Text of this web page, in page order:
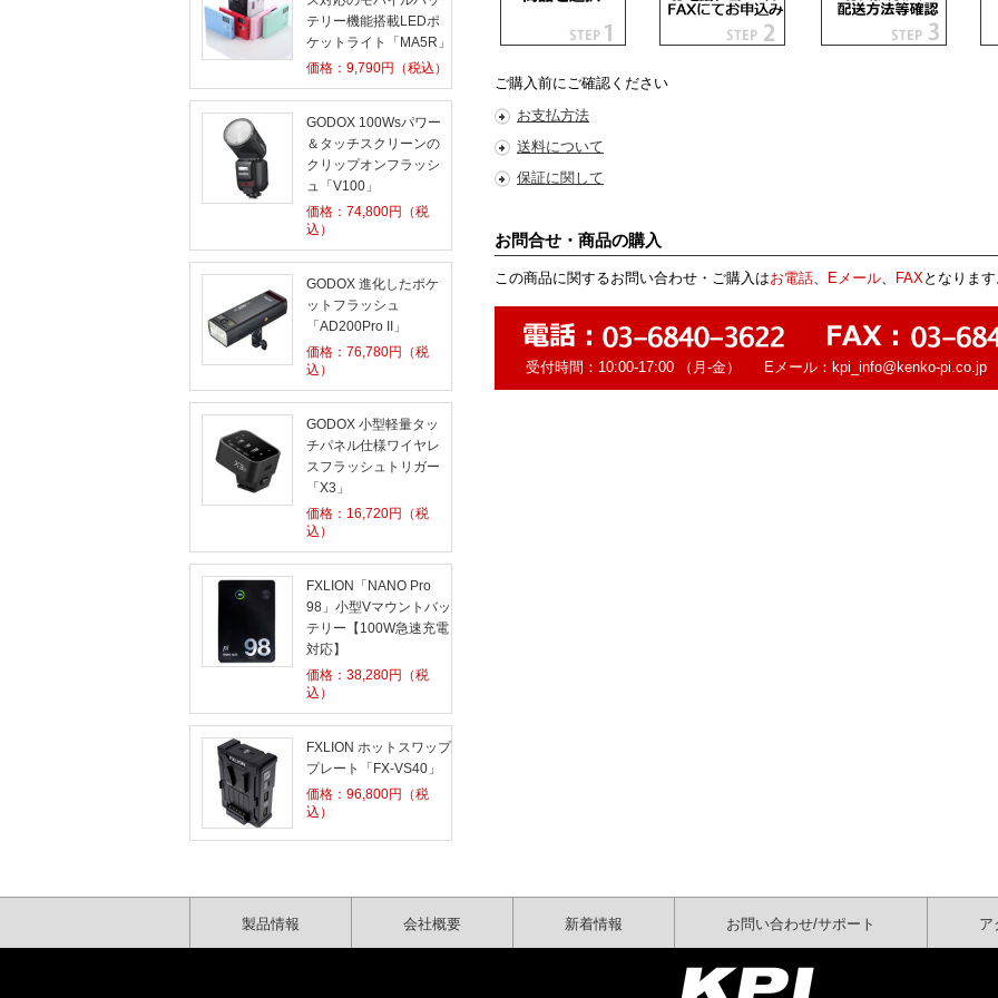
ご購入前にご確認ください
お支払方法
送料について
保証に関して
お問合せ・商品の購入
この商品に関するお問い合わせ・ご購入はお電話、 Eメール、 FAXとなりま
受付時間：10:00-17:00 （月-金） Eメール： kpi_info@kenko-pi.co.jp
テリー機能搭載LEDポ
ケットライト「MA5R」
価格： 9,790円（税込）
GODOX 100Wsパワー
＆タッチスクリーンの
クリップオンフラッシ
ュ「V100」
価格： 74,800円（税
込）
GODOX 進化したポケ
ットフラッシュ
「AD200Pro II」
価格： 76,780円（税
込）
GODOX 小型軽量タッ
チパネル仕様ワイヤレ
スフラッシュトリガー
「X3」
価格： 16,720円（税
込）
FXLION「NANO Pro
98」小型Vマウントバッ
テリー【100W急速充電
対応】
価格： 38,280円（税
込）
FXLION ホットスワップ
プレート「FX-VS40」
価格： 96,800円（税
込）
製品情報 会社概要 新着情報 お問い合わせ/サポート ア